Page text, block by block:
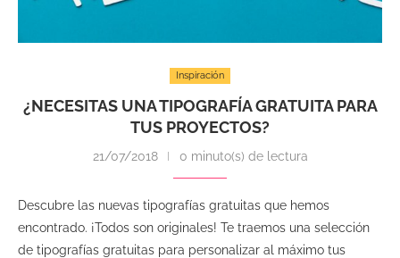
Inspiración
¿NECESITAS UNA TIPOGRAFÍA GRATUITA PARA
TUS PROYECTOS?
21/07/2018 0 minuto(s) de lectura
Descubre las nuevas tipografías gratuitas que hemos
encontrado. ¡Todos son originales! Te traemos una selección
de tipografías gratuitas para personalizar al máximo tus